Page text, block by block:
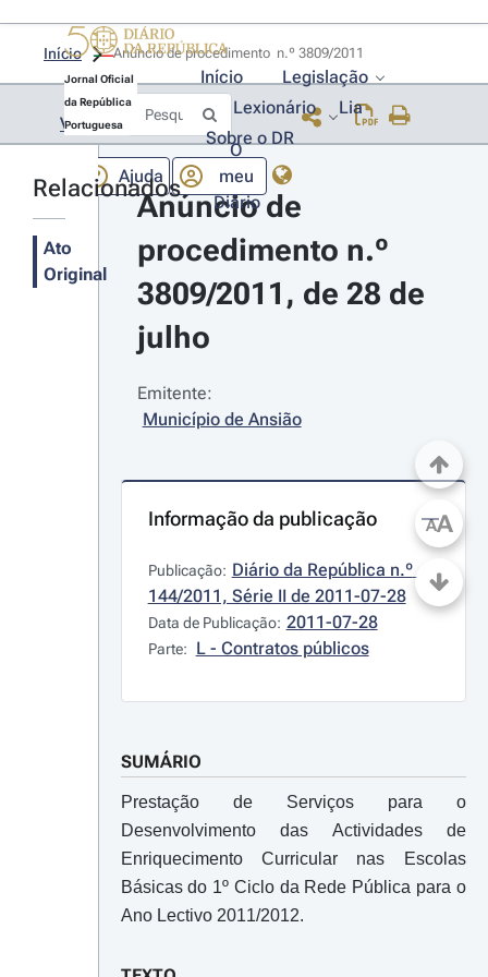
Jornal Oficial
da República
Portuguesa
Início
Legislação
Lexionário
Lia
Sobre o DR
Ajuda
O
meu
Diário
Início
Voltar
Relacionados
Ato
Original
Anúncio de
procedimento n.º
3809/2011, de 28 de
julho
Emitente:
Município de Ansião
Informação da publicação
Publicação: Diário da República n.º
144/2011, Série II de 2011-07-28
Data de Publicação: 2011-07-28
Parte: L - Contratos públicos
SUMÁRIO
Prestação de Serviços para o
Desenvolvimento das Actividades de
Enriquecimento Curricular nas Escolas
Básicas do 1º Ciclo da Rede Pública para o
Ano Lectivo 2011/2012.
AA